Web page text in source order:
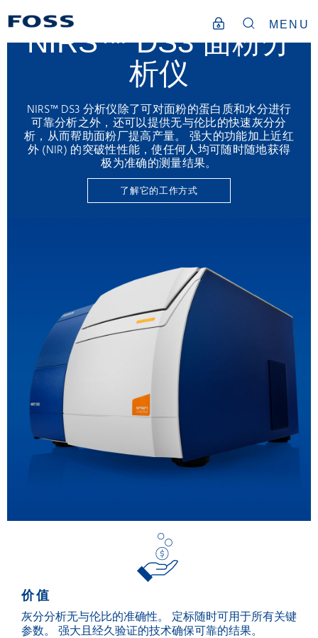
MENU
NIRS™ DS3 面粉分
析仪
NIRS™ DS3 分析仪除了可对面粉的蛋白质和水分进行
可靠分析之外，还可以提供无与伦比的快速灰分分
析，从而帮助面粉厂提高产量。 强大的功能加上近红
外 (NIR) 的突破性性能，使任何人均可随时随地获得
极为准确的测量结果。
了解它的工作方式
价值
灰分分析无与伦比的准确性。 定标随时可用于所有关键
参数。 强大且经久验证的技术确保可靠的结果。